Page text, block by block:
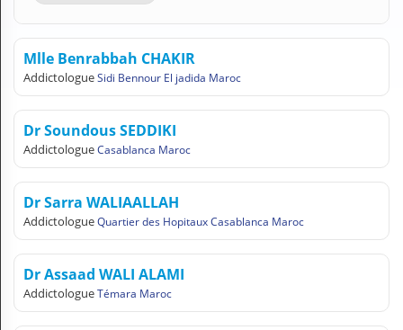
Laboratoire
Vétérinaire
M
N
C
O
M
E
FR Français
Mlle Benrabbah CHAKIR
AddictologueSidi Bennour El jadida Maroc
Dr Soundous SEDDIKI
AddictologueCasablanca Maroc
Dr Sarra WALIAALLAH
AddictologueQuartier des Hopitaux Casablanca Maroc
Dr Assaad WALI ALAMI
AddictologueTémara Maroc